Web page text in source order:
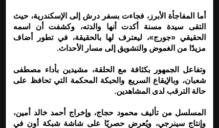
أما المفاجأة الأبرز، فجاءت بسفر درش إلى الإسكندرية، حيث
التقى سيدة مسنة أكدت أنها والدته، وكشفت أن اسمه
الحقيقي «جورج»، ليعترف لها بالحقيقة، في تطور أضاف
مزيدًا من الغموض والتشويق إلى مسار الأحداث.
وتفاعل الجمهور بكثافة مع الحلقة، مشيدين بأداء مصطفى
شعبان، وبالإيقاع السريع والحبكة المحكمة التي تحافظ على
حالة الترقب لدى المشاهدين.
المسلسل من تأليف محمود حجاج، وإخراج أحمد خالد أمين،
وإنتاج سينرجي، ويُعرض حصريًا على شاشة شبكة أون في